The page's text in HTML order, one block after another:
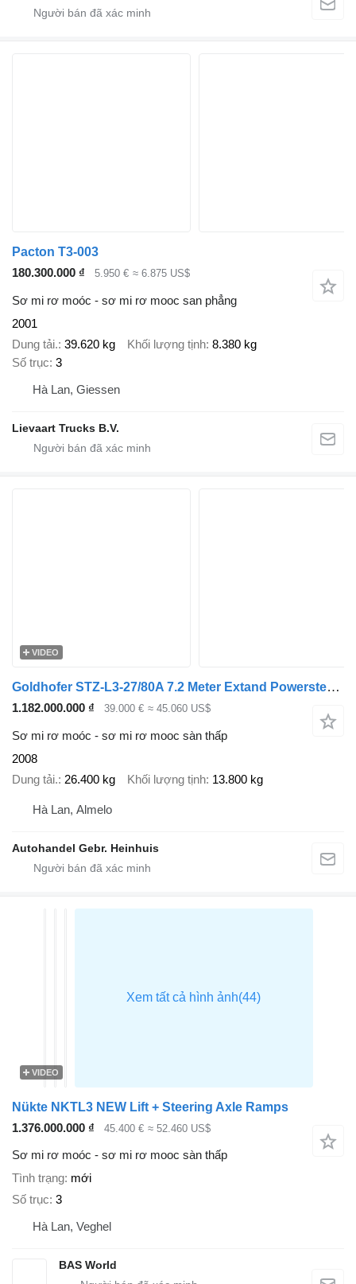
Pacton T3-003
180.300.000 ₫
5.950 € ≈ 6.875 US$
Sơ mi rơ moóc - sơ mi rơ mooc san phẳng
2001
Dung tải. 39.620 kg Khối lượng tịnh 8.380 kg
Số trục 3
Hà Lan, Giessen
Lievaart Trucks B.V.
VIDEO
Goldhofer STZ-L3-27/80A 7.2 Meter Extand Powersteering 80 CM!
1.182.000.000 ₫ 39.000 € ≈ 45.060 US$
Sơ mi rơ moóc - sơ mi rơ mooc sàn thấp
2008
Dung tải. 26.400 kg Khối lượng tịnh 13.800 kg
Hà Lan, Almelo
Autohandel Gebr. Heinhuis
VIDEO
Nükte NKTL3 NEW Lift + Steering Axle Ramps
1.376.000.000 ₫
45.400 € ≈ 52.460 US$
Sơ mi rơ moóc - sơ mi rơ mooc sàn thấp
Tình trạng mới
Số trục 3
Hà Lan, Veghel
BAS World